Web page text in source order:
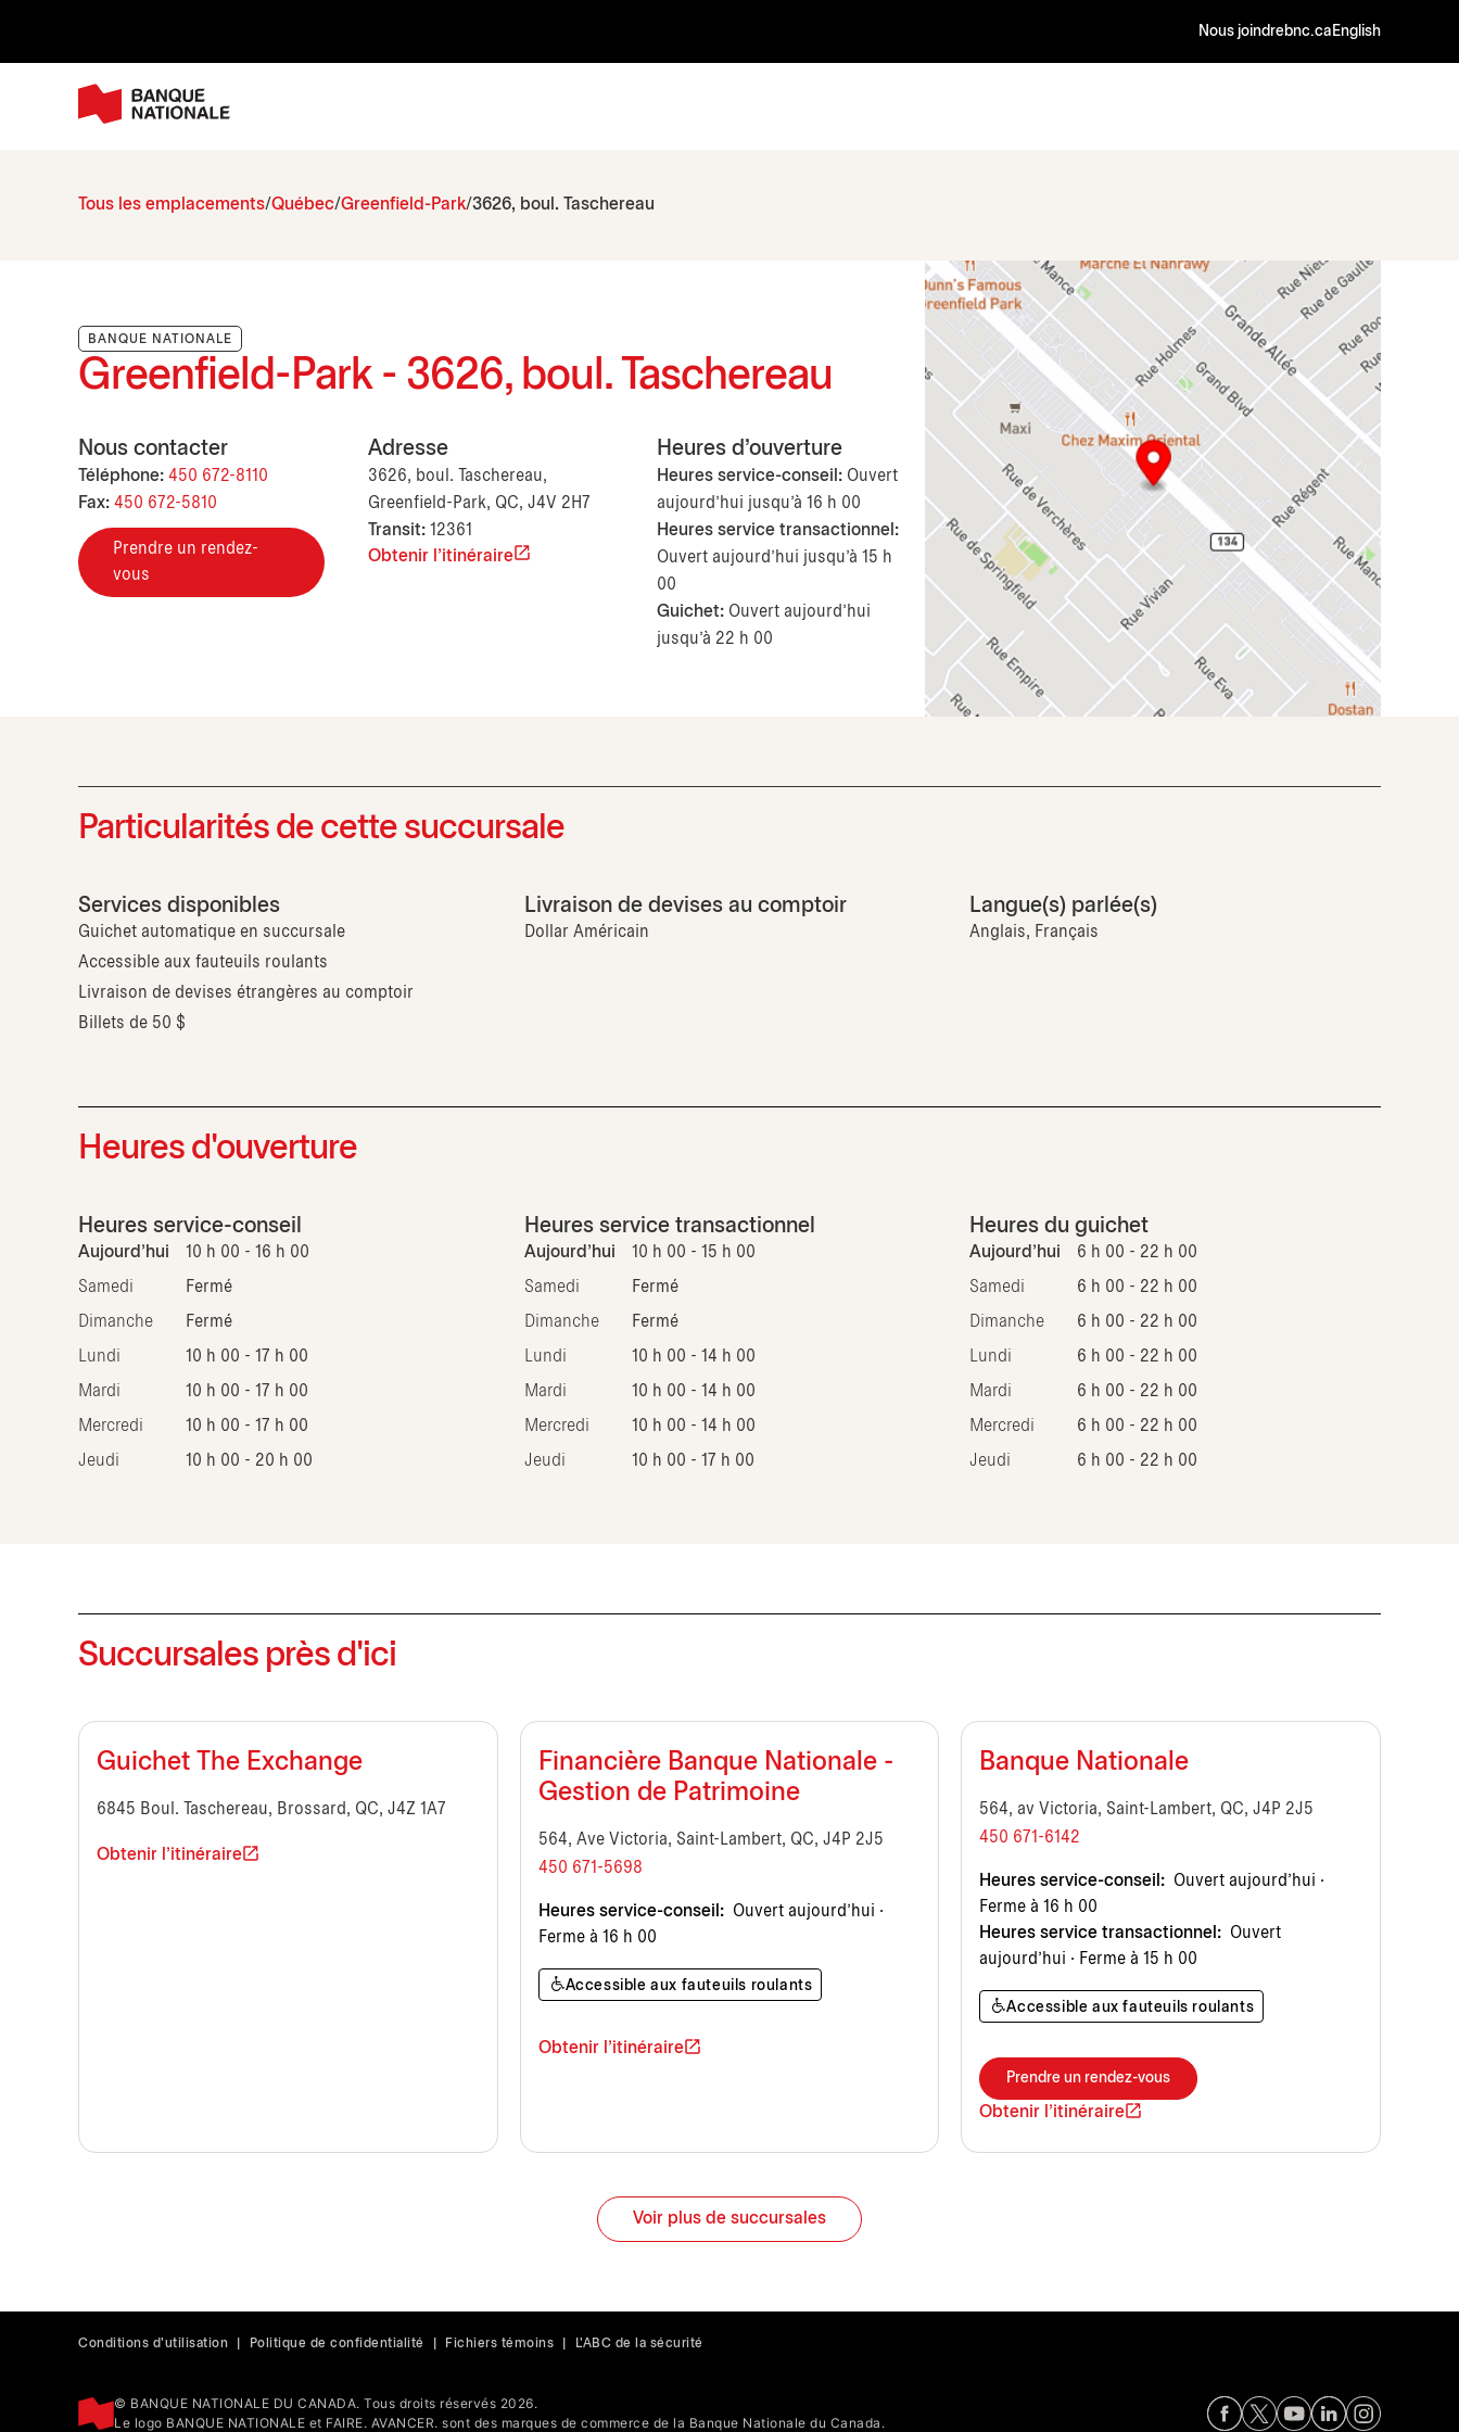
Nous joindrebnc.ca English
Tous les emplacements Québec Greenfield-Park 3626, boul. Taschereau
BANQUE NATIONALE
Greenfield-Park - 3626, boul. Taschereau
Nous contacter
Téléphone: 450 672-8110
Fax: 450 672-5810
Prendre un rendez-
vous
Adresse
3626, boul. Taschereau,
Greenfield-Park, QC, J4V 2H7
Transit: 12361
Obtenir l'itinéraire
Heures d'ouverture
Heures service-conseil: Ouvert
aujourd’hui jusqu'à 16 h 00
Heures service transactionnel:
Ouvert aujourd’hui jusqu'à 15 h
00
Guichet: Ouvert aujourd’hui
jusqu'à 22 h 00
Particularités de cette succursale
Services disponibles
Guichet automatique en succursale
Accessible aux fauteuils roulants
Livraison de devises étrangères au comptoir
Billets de 50 $
Livraison de devises au comptoir
Dollar Américain
Langue(s) parlée(s)
Anglais, Français
Heures d'ouverture
Heures service-conseil
Aujourd'hui 10 h 00 - 16 h 00
Samedi Fermé
Dimanche Fermé
Lundi 10 h 00 - 17 h 00
Mardi 10 h 00 - 17 h 00
Mercredi 10 h 00 - 17 h 00
Jeudi 10 h 00 - 20 h 00
Heures service transactionnel
Aujourd'hui 10 h 00 - 15 h 00
Samedi Fermé
Dimanche Fermé
Lundi 10 h 00 - 14 h 00
Mardi 10 h 00 - 14 h 00
Mercredi 10 h 00 - 14 h 00
Jeudi 10 h 00 - 17 h 00
Heures du guichet
Aujourd'hui 6 h 00 - 22 h 00
Samedi 6 h 00 - 22 h 00
Dimanche 6 h 00 - 22 h 00
Lundi 6 h 00 - 22 h 00
Mardi 6 h 00 - 22 h 00
Mercredi 6 h 00 - 22 h 00
Jeudi 6 h 00 - 22 h 00
Succursales près d'ici
Guichet The Exchange
6845 Boul. Taschereau, Brossard, QC, J4Z 1A7
Obtenir l'itinéraire
Financière Banque Nationale -
Gestion de Patrimoine
564, Ave Victoria, Saint-Lambert, QC, J4P 2J5
450 671-5698
Heures service-conseil:
Ouvert aujourd’hui ·
Ferme à 16 h 00
Accessible aux fauteuils roulants
Obtenir l'itinéraire
Banque Nationale
564, av Victoria, Saint-Lambert, QC, J4P 2J5
450 671-6142
Heures service-conseil: Ouvert aujourd’hui ·
Ferme à 16 h 00
Heures service transactionnel: Ouvert
aujourd’hui · Ferme à 15 h 00
Accessible aux fauteuils roulants
Prendre un rendez-vous
Obtenir l'itinéraire
Voir plus de succursales
Conditions d'utilisation Politique de confidentialité Fichiers témoins L'ABC de la sécurité
© BANQUE NATIONALE DU CANADA. Tous droits réservés 2026.
Le logo BANQUE NATIONALE et FAIRE. AVANCER. sont des marques de commerce de la Banque Nationale du Canada.